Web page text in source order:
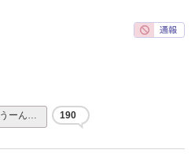
うーん… 190